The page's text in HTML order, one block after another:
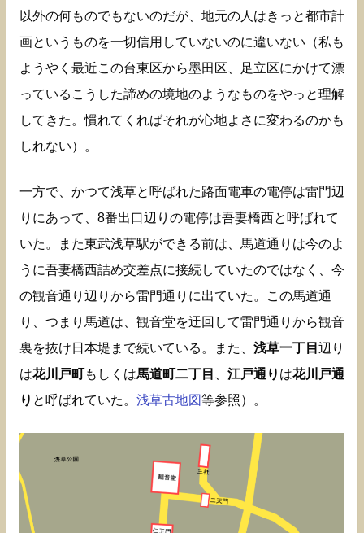
以外の何ものでもないのだが、地元の人はきっと都市計
画というものを一切信用していないのに違いない（私も
ようやく最近この台東区から墨田区、足立区にかけて漂
っているこうした諦めの境地のようなものをやっと理解
してきた。慣れてくればそれが心地よさに変わるのかも
しれない）。
一方で、かつて浅草と呼ばれた路面電車の電停は雷門辺
りにあって、8番出口辺りの電停は吾妻橋西と呼ばれて
いた。また東武浅草駅ができる前は、馬道通りは今のよ
うに吾妻橋西詰め交差点に接続していたのではなく、今
の観音通り辺りから雷門通りに出ていた。この馬道通
り、つまり馬道は、観音堂を迂回して雷門通りから観音
裏を抜け日本堤まで続いている。また、 浅草一丁目 辺り
は花川戸町もしくは馬道町二丁目 江戸通り は花川戸通
り と呼ばれていた。 浅草古地図等参照）。